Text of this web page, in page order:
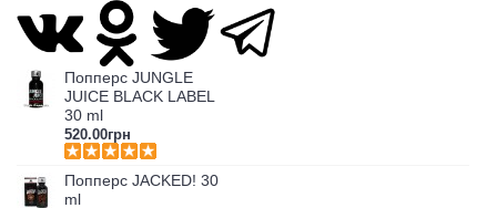
Попперс JUNGLE
JUICE BLACK LABEL
30 ml
520.00грн
Попперс JACKED! 30
ml